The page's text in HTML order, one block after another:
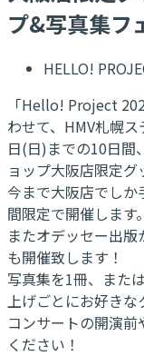
プ&写真集フ
HELLO!
「Hello! Project
わせて、HMV札幌
日(日)までの10日間
ョップ大阪店限定グ
今まで大阪店でしか
間限定で開催します。
またオデッセー出
も開催致します！
写真集を1冊、また
上げごとにお好きな
コンサートの開演
ください！